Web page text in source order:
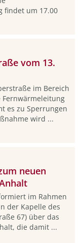
findet um 17.00
vom 13.
im Bereich
es zu Sperrungen
wird ...
neuen
im Rahmen
der Kapelle des
67) über das
die damit ...